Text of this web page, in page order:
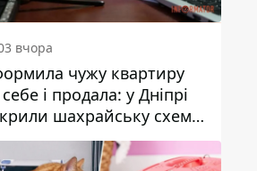
вчора
чужу квартиру
і продала: у Дніпрі
шахрайську схему